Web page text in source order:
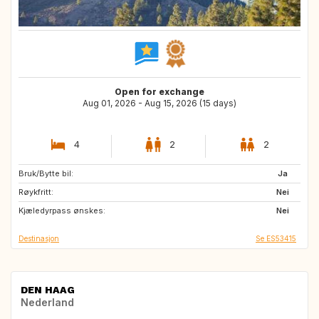
Open for exchange
Aug 01, 2026 - Aug 15, 2026 (15 days)
4 2 2
Bruk/Bytte bil:
Ja
Røykfritt:
Nei
Kjæledyrpass ønskes:
Nei
CA
GB
NZ
Destinasjon Se ES53415
DEN HAAG
Nederland